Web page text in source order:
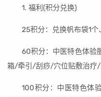
1. 福利(积分兑换)
25积分：兑换帆布袋1个
60积分：中医特色体验
箱/牵引/刮痧/穴位贴敷治疗/
100积分：中医特色体